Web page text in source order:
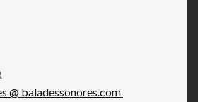
@ baladessonores.com